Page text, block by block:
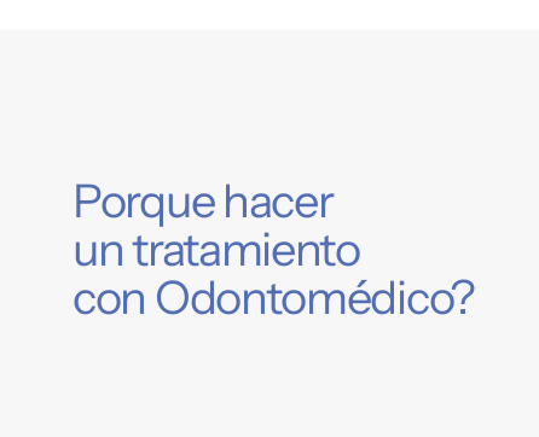
Porque hacer
un tratamiento
con Odontomédico?